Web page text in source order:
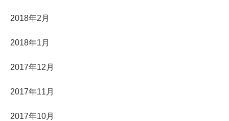
2018年2月
2018年1月
2017年12月
2017年11月
2017年10月